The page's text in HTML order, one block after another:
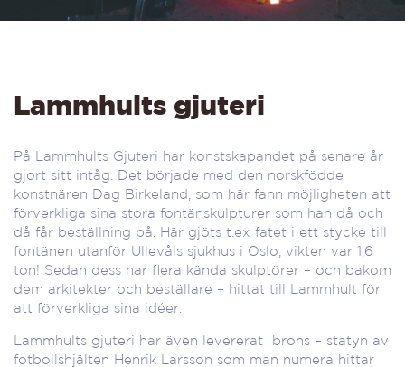
Lammhults gjuteri
På Lammhults Gjuteri har konstskapandet på senare år
gjort sitt intåg. Det började med den norskfödde
konstnären Dag Birkeland, som här fann möjligheten att
förverkliga sina stora fontänskulpturer som han då och
då får beställning på. Här gjöts t.ex fatet i ett stycke till
fontänen utanför Ullevåls sjukhus i Oslo, vikten var 1,6
ton! Sedan dess har flera kända skulptörer – och bakom
dem arkitekter och beställare – hittat till Lammhult för
att förverkliga sina idéer.
Lammhults gjuteri har även levererat brons – statyn av
fotbollshjälten Henrik Larsson som man numera hittar